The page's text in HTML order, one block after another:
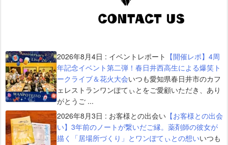
2026年8月4日 : イベントレポート 【開催レポ】4周
年記念イベント第二弾！春日井西高生による爆笑ト
ークライブ＆花火大会いつも愛知県春日井市のカフ
ェレストランワンぽてぃとをご愛顧いただき、あり
がとうご ...
2026年8月3日 : お客様との出会い 【お客様との出会
い】3年前のノートが繋いだご縁。薬剤師の彼女が
描く「居場所づくり」とワンぽてぃとの想いいつも